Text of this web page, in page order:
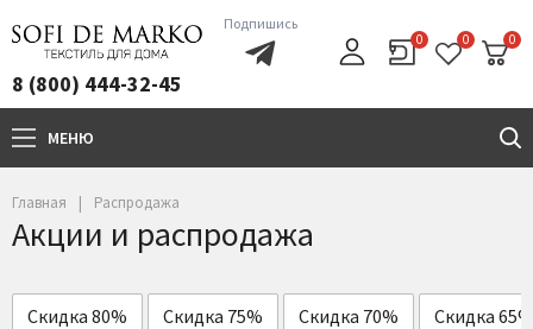
8 (800) 444-32-45
Подпишись
0 0 0
МЕНЮ
Главная Распродажа
Акции и распродажа
Скидка 80% Скидка 75% Скидка 70% Скидка 65%